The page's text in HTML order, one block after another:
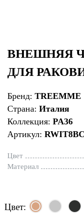
ВНЕШНЯЯ
ДЛЯ
Бренд: TREEMME
Страна: Италия
Коллекция: PA36
Артикул:
Цвет
Материал
Цвет: